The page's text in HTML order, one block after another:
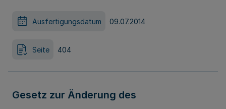
Ausfertigungsdatum 09.07.2014
Seite 404
Gesetz zur Änderung des